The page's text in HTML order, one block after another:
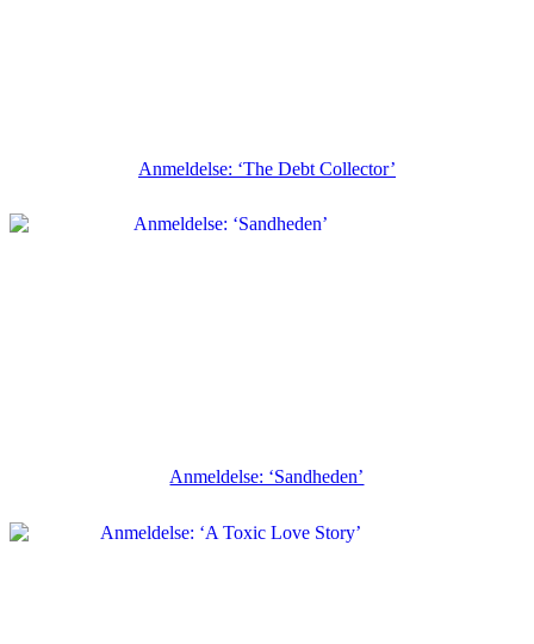
Anmeldelse: ‘The Debt Collector’
Anmeldelse: ‘Sandheden’